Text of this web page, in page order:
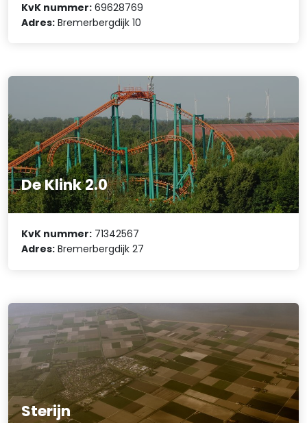
KvK nummer: 69628769
Adres: Bremerbergdijk 10
De Klink 2.0
KvK nummer: 71342567
Adres: Bremerbergdijk 27
Sterijn